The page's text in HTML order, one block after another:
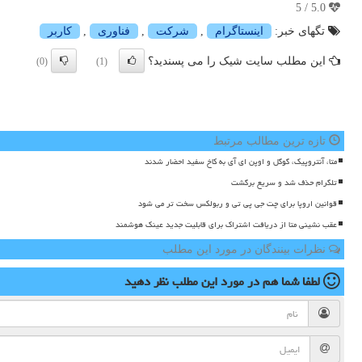
تگهای خبر:
اینستاگرام , شركت , فناوری , كاربر
این مطلب سایت شیک را می پسندید؟ (1)
(0)
تازه ترین مطالب مرتبط
متا، آنتروپیک، گوگل و اوپن ای آی به کاخ سفید احضار شدند
تلگرام حذف شد و سریع برگشت
قوانین اروپا برای چت جی پی تی و ربولکس سخت تر می شود
عقب نشینی متا از دریافت اشتراک برای قابلیت جدید عینک هوشمند
نظرات بینندگان در مورد این مطلب
لطفا شما همدر مورد این مطلبنظر دهید